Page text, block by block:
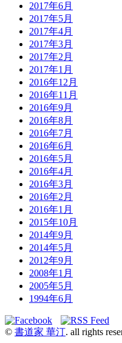
2017年6月
2017年5月
2017年4月
2017年3月
2017年2月
2017年1月
2016年12月
2016年11月
2016年9月
2016年8月
2016年7月
2016年6月
2016年5月
2016年4月
2016年3月
2016年2月
2016年1月
2015年10月
2014年9月
2014年5月
2012年9月
2008年1月
2005年5月
1994年6月
© 書道家 華汀. all rights